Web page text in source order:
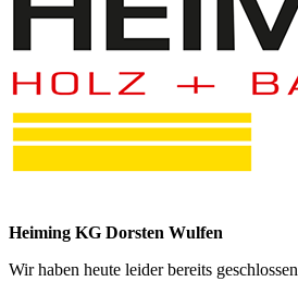
Heiming KG Dorsten Wulfen
Wir haben heute leider bereits geschlossen